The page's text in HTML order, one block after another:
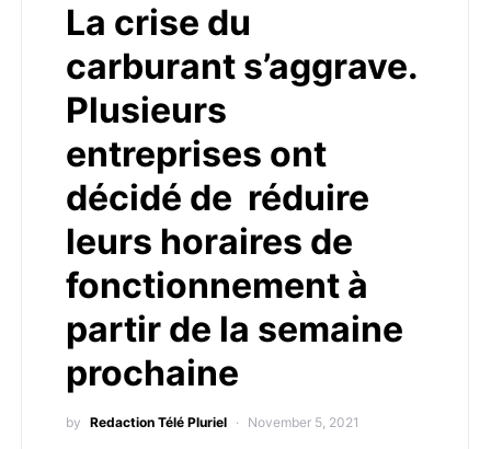
La crise du
carburant s’aggrave.
Plusieurs
entreprises ont
décidé de réduire
leurs horaires de
fonctionnement à
partir de la semaine
prochaine
by Redaction Télé Pluriel November 5, 2021